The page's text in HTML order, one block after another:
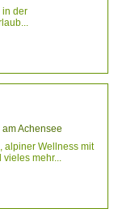
in der
Achensee
alpiner Wellness mit
vieles mehr...